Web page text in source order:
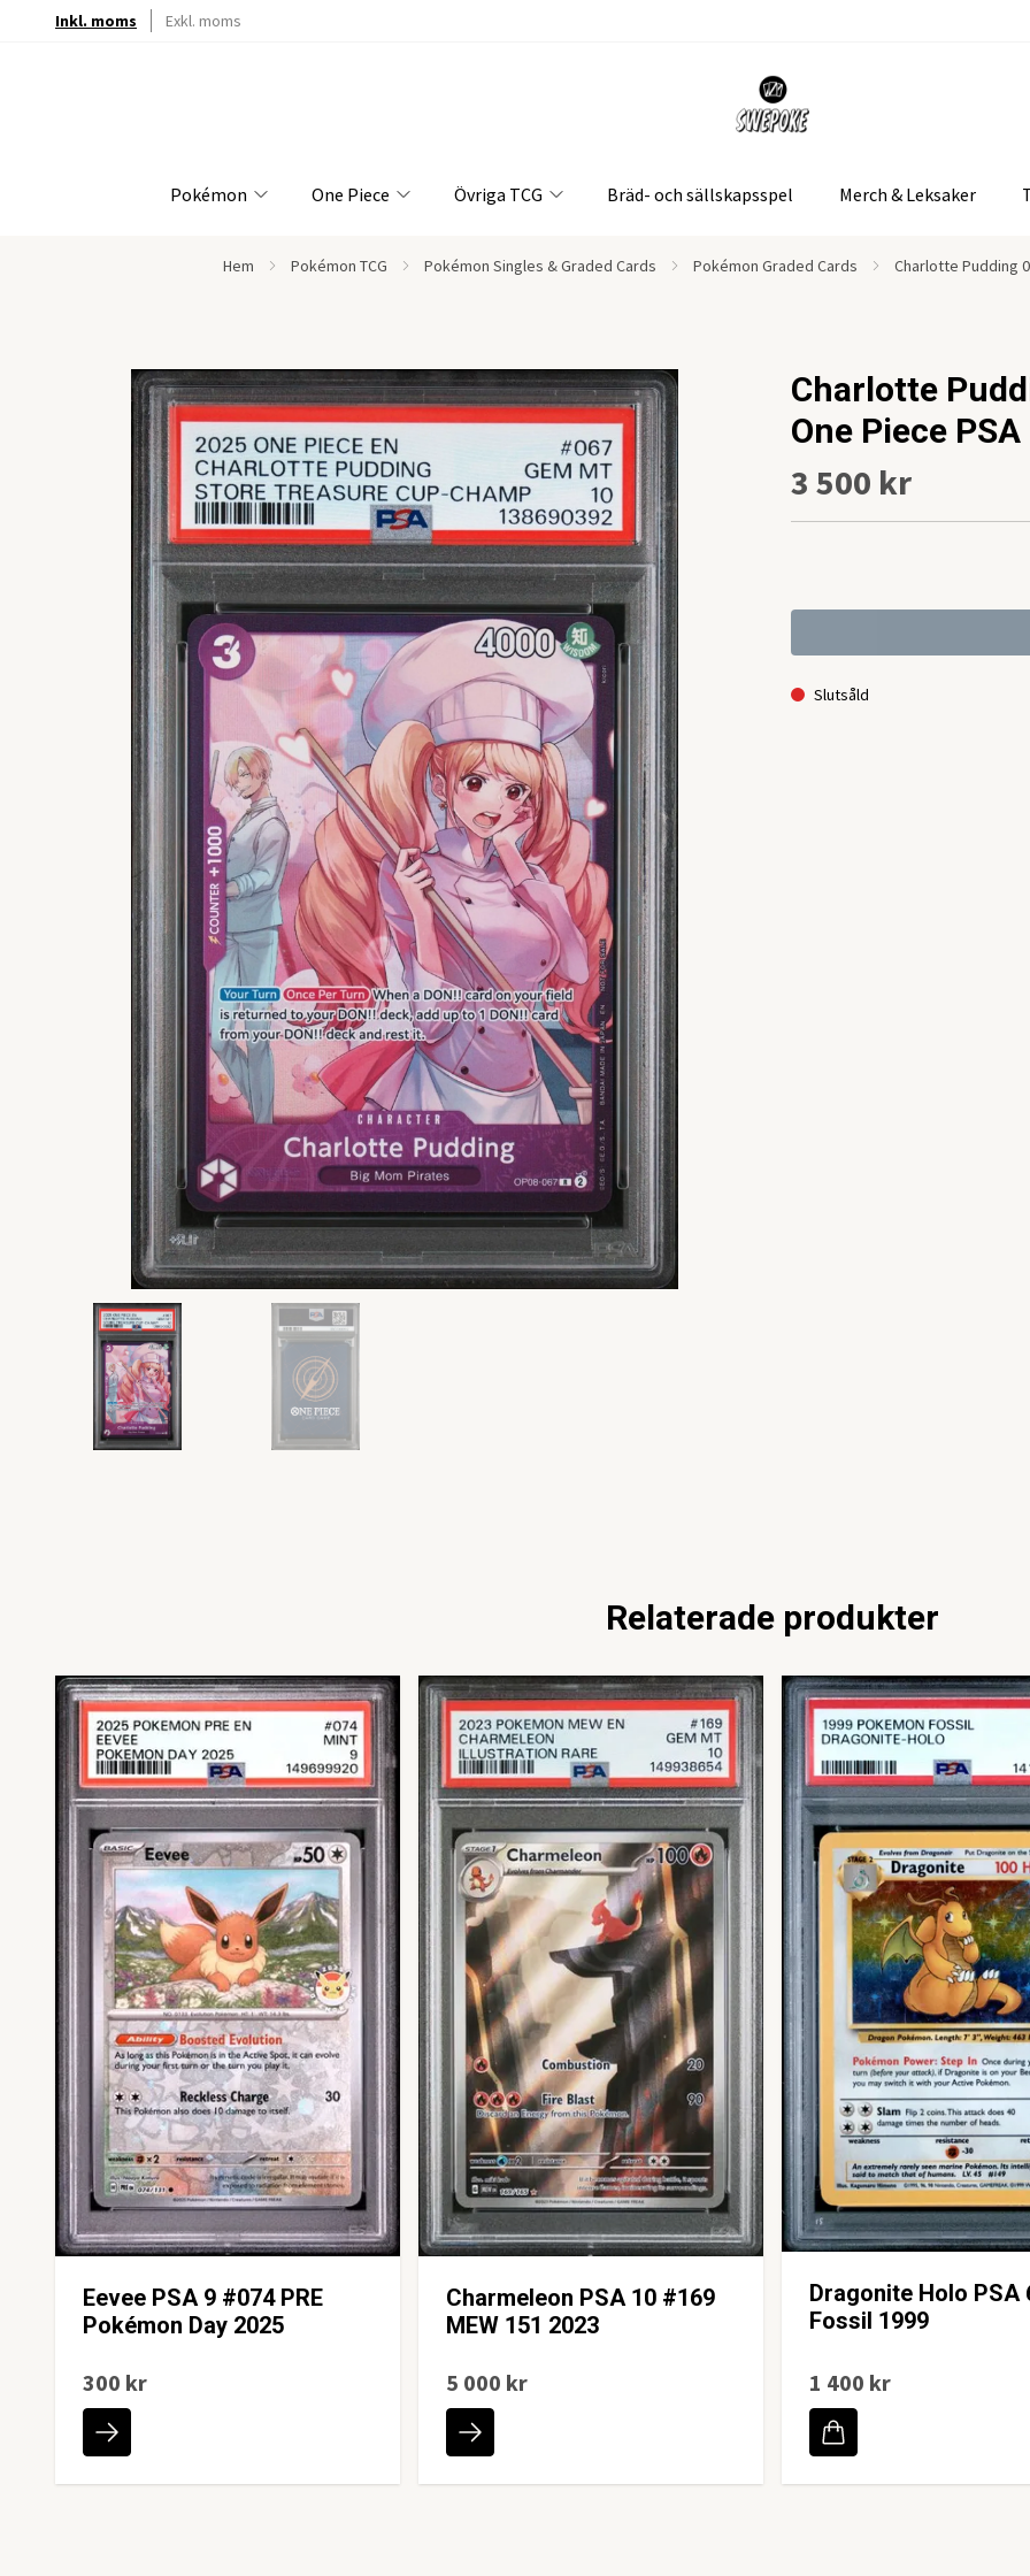
Inkl. moms Exkl. moms
Pokémon One Piece Övriga TCG Bräd- och sällskapsspel Merch & Leksaker
Hem Pokémon TCG Pokémon Singles & Graded Cards Pokémon Graded Cards Charlotte Pudding
Charlotte
One Piece PSA
3 500 kr
Slutsåld
Relaterade produkter
Eevee PSA 9 #074 PRE
Pokémon Day 2025
300 kr
Charmeleon PSA 10 #169
MEW 151 2023
5 000 kr
Dragonite Holo PSA
Fossil 1999
1 400 kr